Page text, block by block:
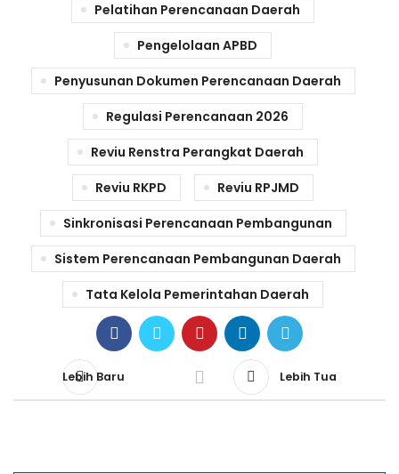
Pelatihan Perencanaan Daerah
Pengelolaan APBD
Penyusunan Dokumen Perencanaan Daerah
Regulasi Perencanaan 2026
Reviu Renstra Perangkat Daerah
Reviu RKPD
Reviu RPJMD
Sinkronisasi Perencanaan Pembangunan
Sistem Perencanaan Pembangunan Daerah
Tata Kelola Pemerintahan Daerah
Lebih Baru Lebih Tua